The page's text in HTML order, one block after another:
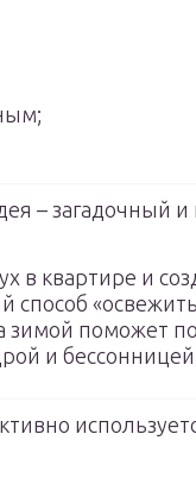
– загадочный
в квартире и
способ
зимой поможет
и